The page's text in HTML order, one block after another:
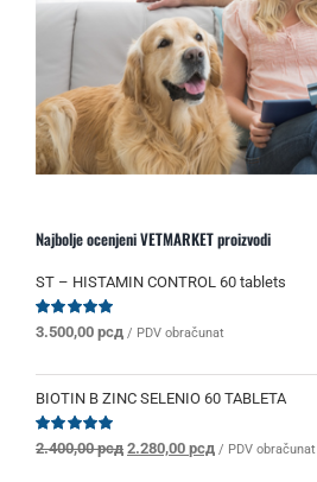
Najbolje ocenjeni VETMARKET proizvodi
ST – HISTAMIN CONTROL 60 tablets
Ocenjeno
od 5
3.500,00 рсд / PDV obračunat
BIOTIN B ZINC SELENIO 60 TABLETA
Ocenjeno
od 5
2.400,00рсд Originalna
2.280,00 рсдTrenutna
/ PDV obračunat